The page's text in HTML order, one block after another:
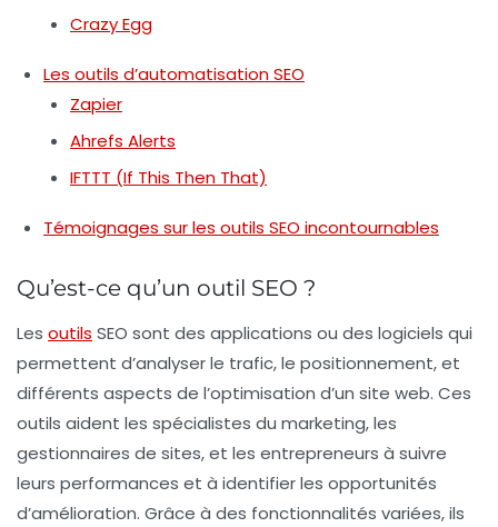
Crazy Egg
Les outils d’automatisation SEO
Zapier
Ahrefs Alerts
IFTTT (If This Then That)
Témoignages sur les outils SEO incontournables
Qu’est-ce qu’un outil SEO ?
Les outils SEO sont des applications ou des logiciels qui
permettent d’analyser le trafic, le positionnement, et
différents aspects de l’optimisation d’un site web. Ces
outils aident les spécialistes du marketing, les
gestionnaires de sites, et les entrepreneurs à suivre
leurs performances et à identifier les opportunités
d’amélioration. Grâce à des fonctionnalités variées, ils